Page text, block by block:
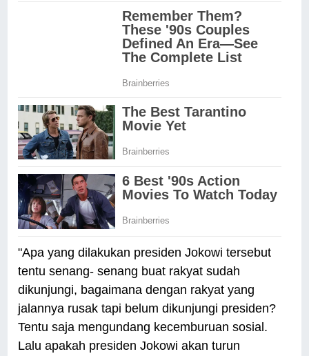
"Apa yang dilakukan presiden Jokowi tersebut
tentu senang- senang buat rakyat sudah
dikunjungi, bagaimana dengan rakyat yang
jalannya rusak tapi belum dikunjungi presiden?
Tentu saja mengundang kecemburuan sosial.
Lalu apakah presiden Jokowi akan turun